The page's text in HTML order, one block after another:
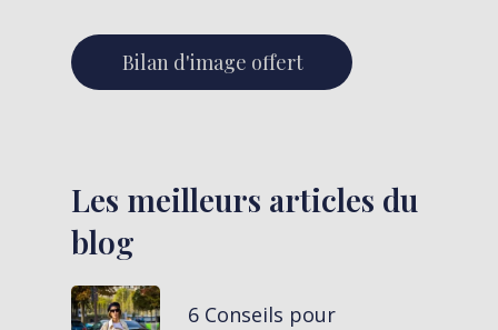
Bilan d'image offert
Les meilleurs articles du
blog
6 Conseils pour